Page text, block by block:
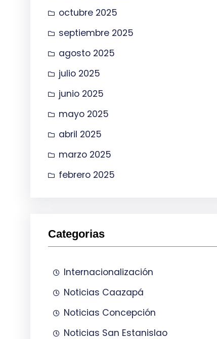
octubre 2025
septiembre 2025
agosto 2025
julio 2025
junio 2025
mayo 2025
abril 2025
marzo 2025
febrero 2025
Categorias
Internacionalización
Noticias Caazapá
Noticias Concepción
Noticias San Estanislao